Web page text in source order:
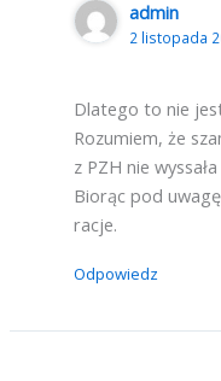
admin
2 listopada
Dlatego to nie
Rozumiem, że
z PZH nie
Biorąc pod
racje.
Odpowiedz